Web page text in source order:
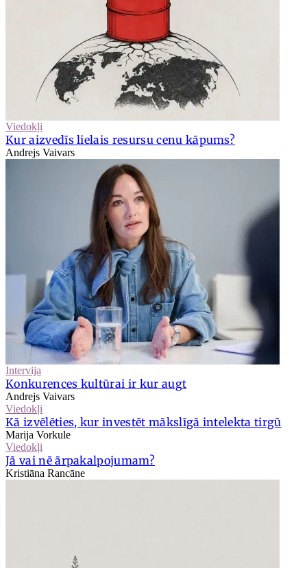
Viedokļi
Kur aizvedīs lielais resursu cenu kāpums?
Andrejs Vaivars
Intervija
Konkurences kultūrai ir kur augt
Andrejs Vaivars
Viedokļi
Kā izvēlēties, kur investēt mākslīgā intelekta tirgū
Marija Vorkule
Viedokļi
Jā vai nē ārpakalpojumam?
Kristiāna Rancāne